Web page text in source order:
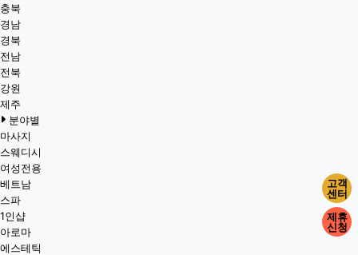
충북
경남
경북
전남
전북
강원
제주
분야별
마사지
스웨디시
여성전용
베트남
스파
1인샵
아로마
에스테틱
고객
센터
제휴
신청